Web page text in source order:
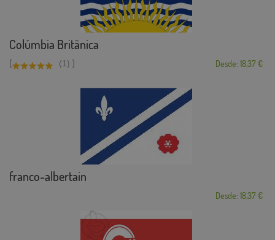
Colúmbia Britânica
[ (1) ] Desde: 18,37 €
franco-albertain
Desde: 18,37 €